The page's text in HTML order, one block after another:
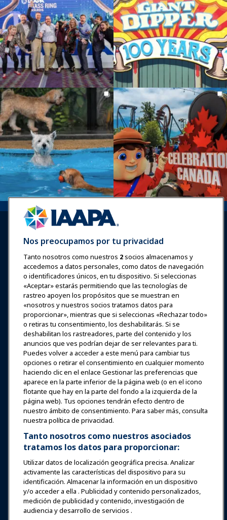
Iniciar sesión Únete ahora
Premios Carreras
Contacto
Expos y Eventos
Noticias y Funworld
Educación
Seguridad y protección
Defensa
Investigación y Reportes
Acerca de IAAPA
Socios
Nos preocupamos por tu privacidad
Tanto nosotros como nuestros 2socios almacenamos y
accedemos a datos personales, como datos de navegación
o identificadores únicos, en tu dispositivo. Si seleccionas
«Aceptar» estarás permitiendo que las tecnologías de
rastreo apoyen los propósitos que se muestran en
«nosotros y nuestros socios tratamos datos para
proporcionar», mientras que si seleccionas «Rechazar todo»
o retiras tu consentimiento, los deshabilitarás. Si se
deshabilitan los rastreadores, parte del contenido y los
anuncios que ves podrían dejar de ser relevantes para ti.
Puedes volver a acceder a este menú para cambiar tus
opciones o retirar el consentimiento en cualquier momento
haciendo clic en el enlace Gestionar las preferencias que
aparece en la parte inferior de la página web (o en el icono
flotante que hay en la parte del fondo a la izquierda de la
página web). Tus opciones tendrán efecto dentro de
nuestro ámbito de consentimiento. Para saber más, consulta
nuestra política de privacidad.
Tanto nosotros como nuestros asociados
tratamos los datos para proporcionar:
Utilizar datos de localización geográfica precisa. Analizar
activamente las características del dispositivo para su
identificación. Almacenar la información en un dispositivo
y/o acceder a ella . Publicidad y contenido personalizados,
medición de publicidad y contenido, investigación de
audiencia y desarrollo de servicios .